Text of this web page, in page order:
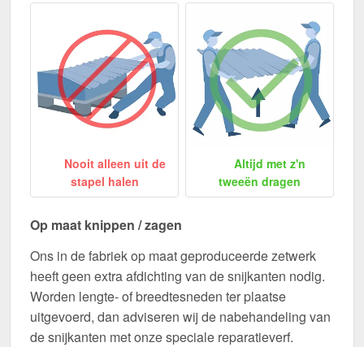
Nooit alleen uit de
stapel halen
Altijd met z'n
tweeën dragen
Op maat knippen / zagen
Ons in de fabriek op maat geproduceerde zetwerk
heeft geen extra afdichting van de snijkanten nodig.
Worden lengte- of breedtesneden ter plaatse
uitgevoerd, dan adviseren wij de nabehandeling van
de snijkanten met onze speciale reparatieverf.